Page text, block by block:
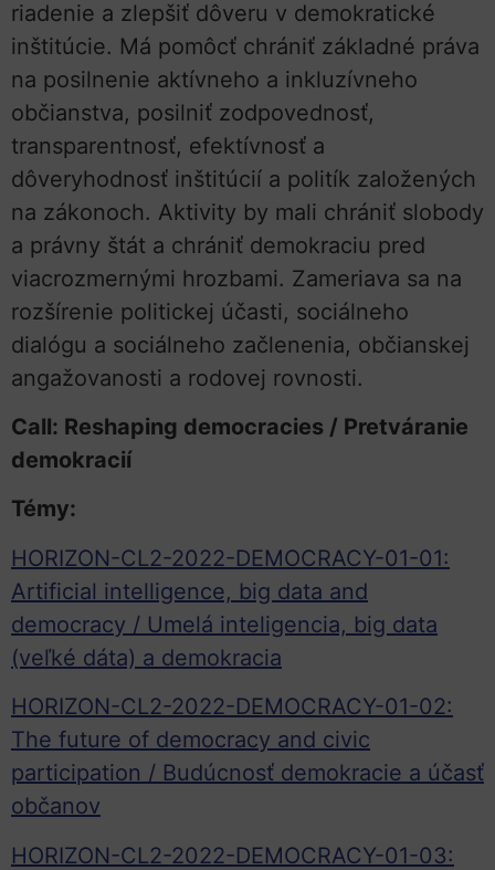
riadenie a zlepšiť dôveru v demokratické
inštitúcie. Má pomôcť chrániť základné práva
na posilnenie aktívneho a inkluzívneho
občianstva, posilniť zodpovednosť,
transparentnosť, efektívnosť a
dôveryhodnosť inštitúcií a politík založených
na zákonoch. Aktivity by mali chrániť slobody
a právny štát a chrániť demokraciu pred
viacrozmernými hrozbami. Zameriava sa na
rozšírenie politickej účasti, sociálneho
dialógu a sociálneho začlenenia, občianskej
angažovanosti a rodovej rovnosti.
Call: Reshaping democracies / Pretváranie
demokracií
Témy:
HORIZON-CL2-2022-DEMOCRACY-01-01:
Artificial intelligence, big data and
democracy / Umelá inteligencia, big data
(veľké dáta) a demokracia
HORIZON-CL2-2022-DEMOCRACY-01-02:
The future of democracy and civic
participation / Budúcnosť demokracie a účasť
občanov
HORIZON-CL2-2022-DEMOCRACY-01-03: